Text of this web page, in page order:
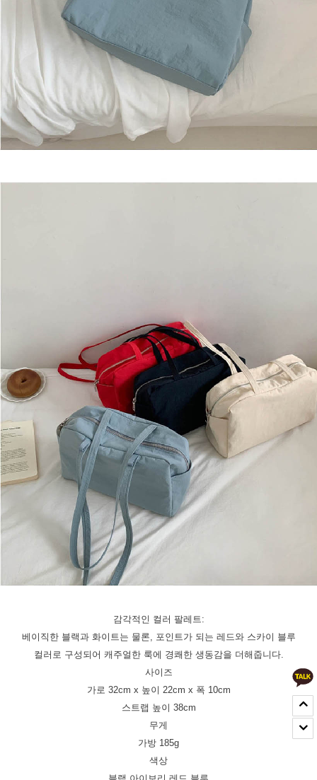
감각적인 컬러 팔레트:
베이직한 블랙과 화이트는 물론, 포인트가 되는 레드와 스카이 블루
컬러로 구성되어 캐주얼한 룩에 경쾌한 생동감을 더해줍니다.
사이즈
가로 32cm x 높이 22cm x 폭 10cm
스트랩 높이 38cm
무게
가방 185g
색상